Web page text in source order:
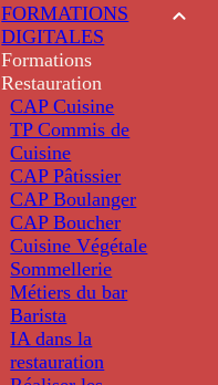
FORMATIONS
DIGITALES
Formations
Restauration
CAP Cuisine
TP Commis de
Cuisine
CAP Pâtissier
CAP Boulanger
CAP Boucher
Cuisine Végétale
Sommellerie
Métiers du bar
Barista
IA dans la
restauration